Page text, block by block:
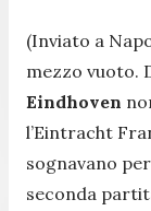
(Inviato a
mezzo vuoto.
Eindhoven
l’Eintracht
sognavano
seconda